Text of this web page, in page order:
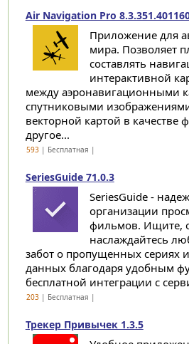
Air Navigation Pro
Приложение для
мира. Позволяет
составлять
интерактивной
между аэронавигационными
спутниковыми
векторной картой в качестве
другое...
593| Бесплатная |
SeriesGuide 71.0.3
SeriesGuide -
организации
фильмов. Ищите,
наслаждайтесь
забот о пропущенных сериях
данных благодаря удобным
бесплатной интеграции с
203| Бесплатная |
Трекер Привычек 1.3.5